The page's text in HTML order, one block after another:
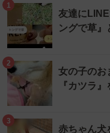
1
友達に
ングで草
2
女の子の
『カツラ
3
赤ちゃん犬